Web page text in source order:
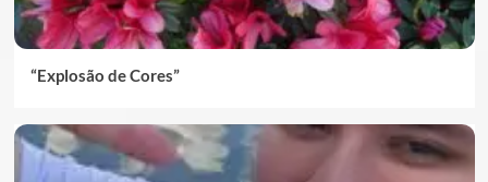
“Explosão de Cores”